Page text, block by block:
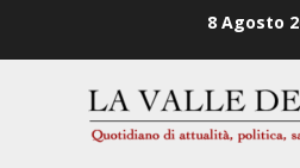
8 Agosto